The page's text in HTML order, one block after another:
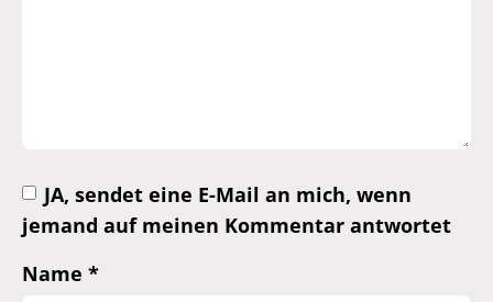
JA, sendet eine E-Mail an mich, wenn
jemand auf meinen Kommentar antwortet
Name *